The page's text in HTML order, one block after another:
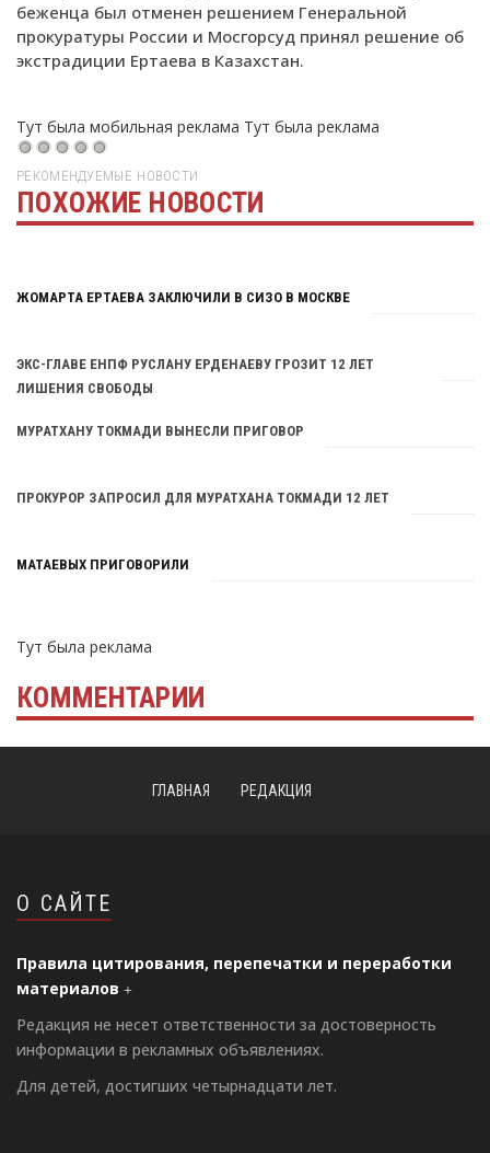
беженца был отменен решением Генеральной
прокуратуры России и Мосгорсуд принял решение об
экстрадиции Ертаева в Казахстан.
Тут была мобильная реклама Тут была реклама
РЕКОМЕНДУЕМЫЕ НОВОСТИ
ПОХОЖИЕ НОВОСТИ
Тут была реклама
ЖОМАРТА ЕРТАЕВА ЗАКЛЮЧИЛИ В СИЗО В МОСКВЕ
ЭКС-ГЛАВЕ ЕНПФ РУСЛАНУ ЕРДЕНАЕВУ ГРОЗИТ 12 ЛЕТ
ЛИШЕНИЯ СВОБОДЫ
МУРАТХАНУ ТОКМАДИ ВЫНЕСЛИ ПРИГОВОР
ПРОКУРОР ЗАПРОСИЛ ДЛЯ МУРАТХАНА ТОКМАДИ 12 ЛЕТ
МАТАЕВЫХ ПРИГОВОРИЛИ
Тут была реклама
КОММЕНТАРИИ
ГЛАВНАЯ РЕДАКЦИЯ
О САЙТЕ
Правила цитирования, перепечатки и переработки
материалов
Редакция не несет ответственности за достоверность
информации в рекламных объявлениях.
Для детей, достигших четырнадцати лет.